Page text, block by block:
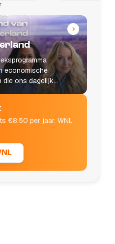
economische
die ons dagelijks
€8,50 per jaar. WNL